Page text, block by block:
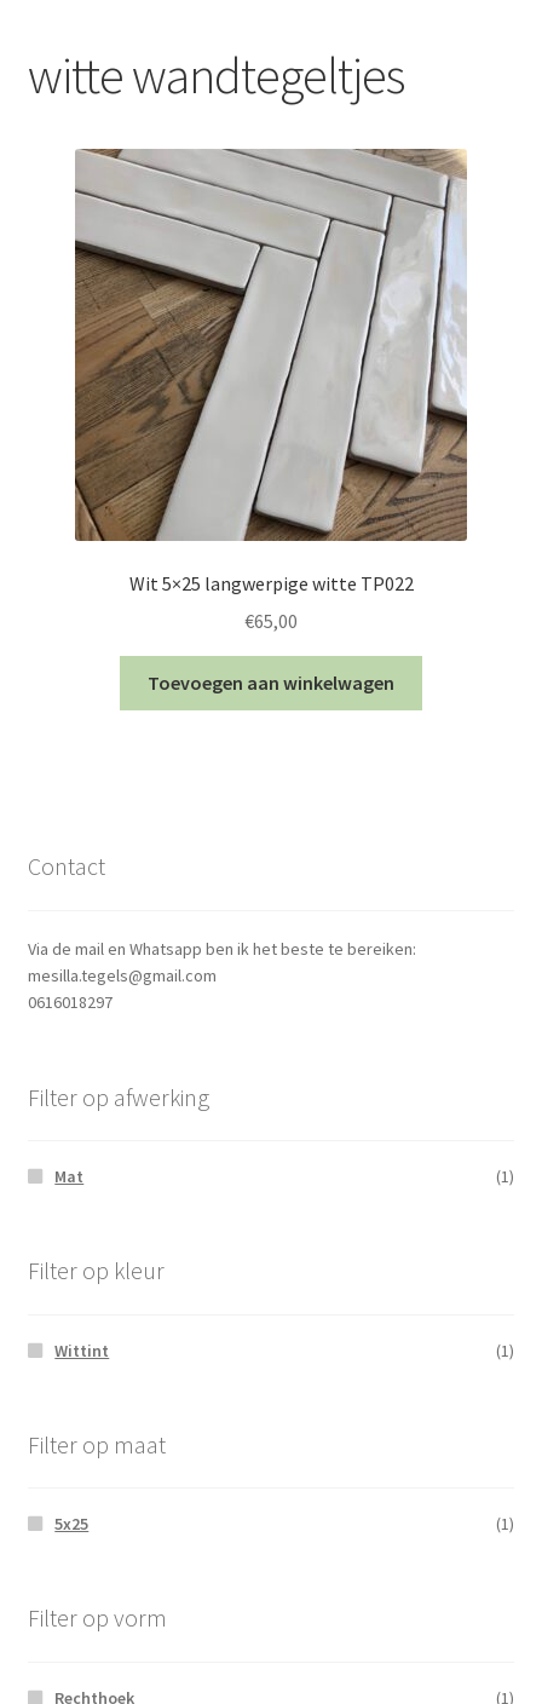
Contact
witte wandtegeltjes
Wit 5×25 langwerpige witte TP022
€65,00
Toevoegen aan winkelwagen
Contact
Via de mail en Whatsapp ben ik het beste te bereiken:
mesilla.tegels@gmail.com
0616018297
Filter op afwerking
Mat (1)
Filter op kleur
Wittint (1)
Filter op maat
5x25 (1)
Filter op vorm
Rechthoek (1)